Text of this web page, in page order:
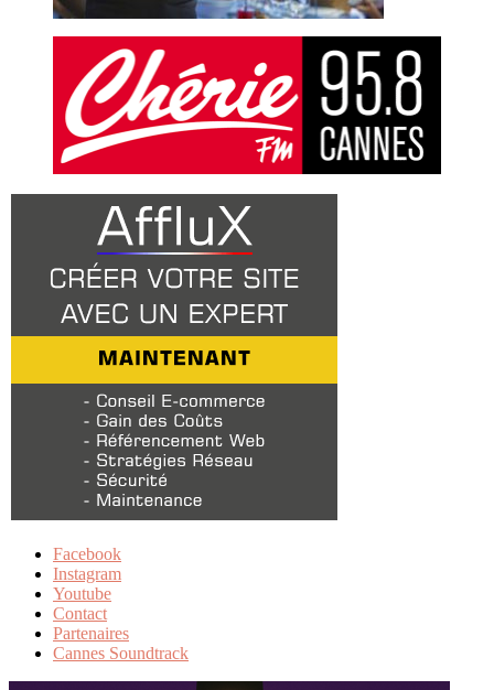
Facebook
Instagram
Youtube
Contact
Partenaires
Cannes Soundtrack